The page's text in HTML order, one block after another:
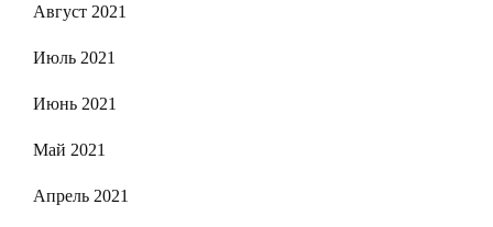
Август 2021
Июль 2021
Июнь 2021
Май 2021
Апрель 2021